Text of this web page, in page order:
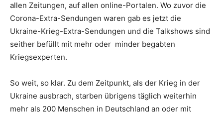
allen Zeitungen, auf allen online-Portalen. Wo zuvor die
Corona-Extra-Sendungen waren gab es jetzt die
Ukraine-Krieg-Extra-Sendungen und die Talkshows sind
seither befüllt mit mehr oder minder begabten
Kriegsexperten.
So weit, so klar. Zu dem Zeitpunkt, als der Krieg in der
Ukraine ausbrach, starben übrigens täglich weiterhin
mehr als 200 Menschen in Deutschland an oder mit